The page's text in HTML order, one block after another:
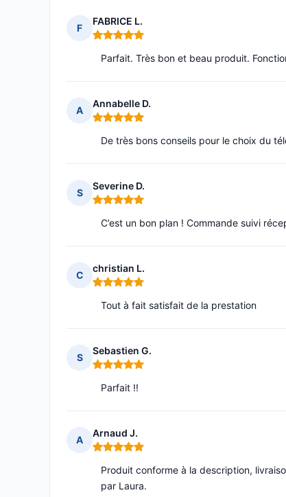
F
FABRICE L.
Note : 5 sur 5
Parfait. Très bon et beau produit.
A
Annabelle D.
Note : 5 sur 5
De très bons conseils pour le choix du
S
Severine D.
Note : 5 sur 5
C’est un bon plan ! Commande suivi
C
christian L.
Note : 5 sur 5
Tout à fait satisfait de la prestation
S
Sebastien G.
Note : 5 sur 5
Parfait !!
A
Arnaud J.
Note : 5 sur 5
Produit conforme à la description,
par Laura.